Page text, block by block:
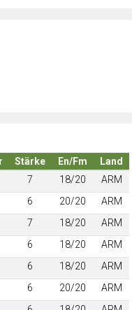
Stärke En/Fm
Land
7 18/20
ARM
6 20/20
ARM
7 18/20
ARM
6 18/20
ARM
6 18/20 ARM
6 20/20
ARM